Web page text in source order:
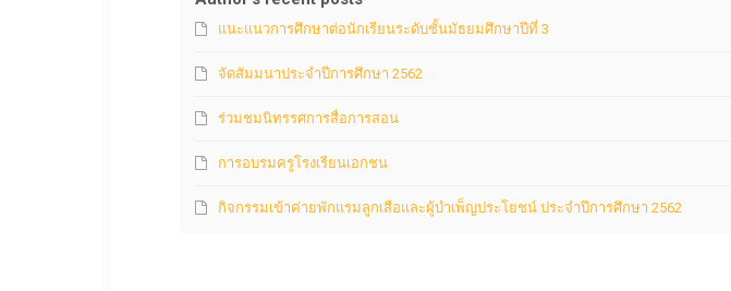
แนะแนวการศึกษาต่อนักเรียนระดับชั้นมัธยมศึกษาปีที่ 3
จัดสัมมนาประจำปีการศึกษา 2562
ร่วมชมนิทรรศการสื่อการสอน
การอบรมครูโรงเรียนเอกชน
กิจกรรมเข้าค่ายพักแรมลูกเสือและผู้บำเพ็ญประโยชน์ ประจำปีการศึกษา 2562